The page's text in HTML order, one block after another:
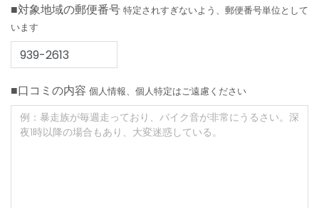
■対象地域の郵便番号 特定されすぎないよう、郵便番号単位として
います
■口コミの内容 個人情報、個人特定はご遠慮ください